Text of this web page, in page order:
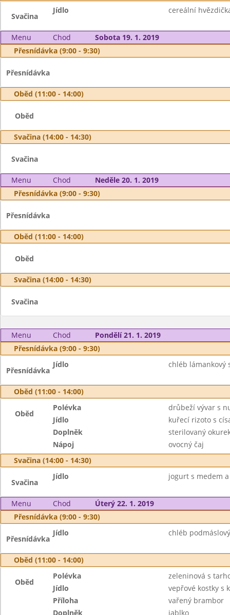
Svačina
Jídlo cereální
Menu Chod
Sobota 19. 1. 2019
Přesnídávka (9:00 - 9:30)
Přesnídávka
Oběd (11:00 - 14:00)
Oběd
Svačina (14:00 - 14:30)
Svačina
Menu Chod
Neděle 20. 1. 2019
Přesnídávka (9:00 - 9:30)
Přesnídávka
Oběd (11:00 - 14:00)
Oběd
Svačina (14:00 - 14:30)
Svačina
Menu Chod
Pondělí 21. 1. 2019
Přesnídávka (9:00 - 9:30)
Přesnídávka
Jídlo chléb lámankový
Oběd (11:00 - 14:00)
Oběd
Polévka
drůbeží vývar s
Jídlo
kuřecí rizoto s
Doplněk
sterilovaný
Nápoj
ovocný čaj
Svačina (14:00 - 14:30)
Svačina
Jídlo jogurt s medem
Menu Chod
Úterý 22. 1. 2019
Přesnídávka (9:00 - 9:30)
Přesnídávka
Jídlo chléb
Oběd (11:00 - 14:00)
Oběd
Polévka
zeleninová s
Jídlo
vepřové kostky s
Příloha
vařený brambor
Doplněk
jablko